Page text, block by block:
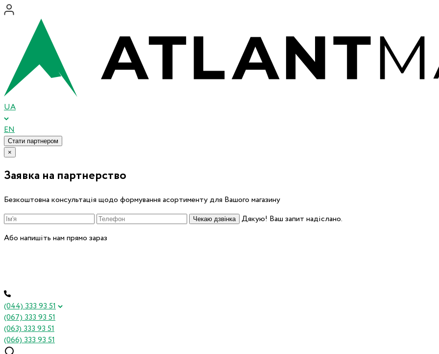
UA
EN
Стати партнером
×
Заявка на партнерство
Безкоштовна консультація щодо формування асортименту для Вашого магазину
Чекаю дзвінка
Дякую! Ваш запит надіслано.
Або напишіть нам прямо зараз
(044) 333 93 51
(067) 333 93 51
(063) 333 93 51
(066) 333 93 51